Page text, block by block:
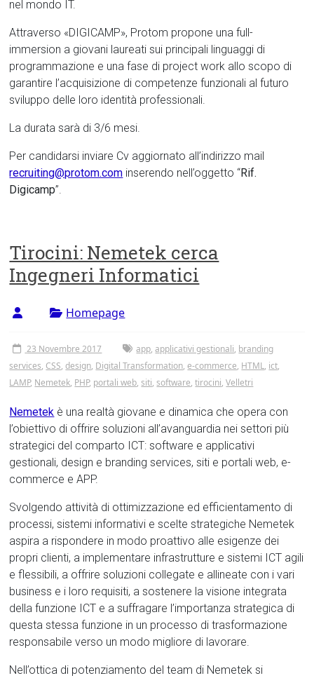
nel mondo IT.
Attraverso «DIGICAMP», Protom propone una full-
immersion a giovani laureati sui principali linguaggi di
programmazione e una fase di project work allo scopo di
garantire l’acquisizione di competenze funzionali al futuro
sviluppo delle loro identità professionali.
La durata sarà di 3/6 mesi.
Per candidarsi inviare Cv aggiornato all’indirizzo mail
recruiting@protom.com inserendo nell’oggetto “Rif.
Digicamp”.
Tirocini: Nemetek cerca
Ingegneri Informatici
Homepage
23 Novembre 2017 app,applicativi gestionali, branding
services, CSS,design, Digital Transformation,e-commerce, HTML, ict,
LAMP, Nemetek, PHP, portali web,siti,software,tirocini,Velletri
Nemetek è una realtà giovane e dinamica che opera con
l’obiettivo di offrire soluzioni all’avanguardia nei settori più
strategici del comparto ICT: software e applicativi
gestionali, design e branding services, siti e portali web, e-
commerce e APP.
Svolgendo attività di ottimizzazione ed efficientamento di
processi, sistemi informativi e scelte strategiche Nemetek
aspira a rispondere in modo proattivo alle esigenze dei
propri clienti, a implementare infrastrutture e sistemi ICT agili
e flessibili, a offrire soluzioni collegate e allineate con i vari
business e i loro requisiti, a sostenere la visione integrata
della funzione ICT e a suffragare l’importanza strategica di
questa stessa funzione in un processo di trasformazione
responsabile verso un modo migliore di lavorare.
Nell’ottica di potenziamento del team di Nemetek si